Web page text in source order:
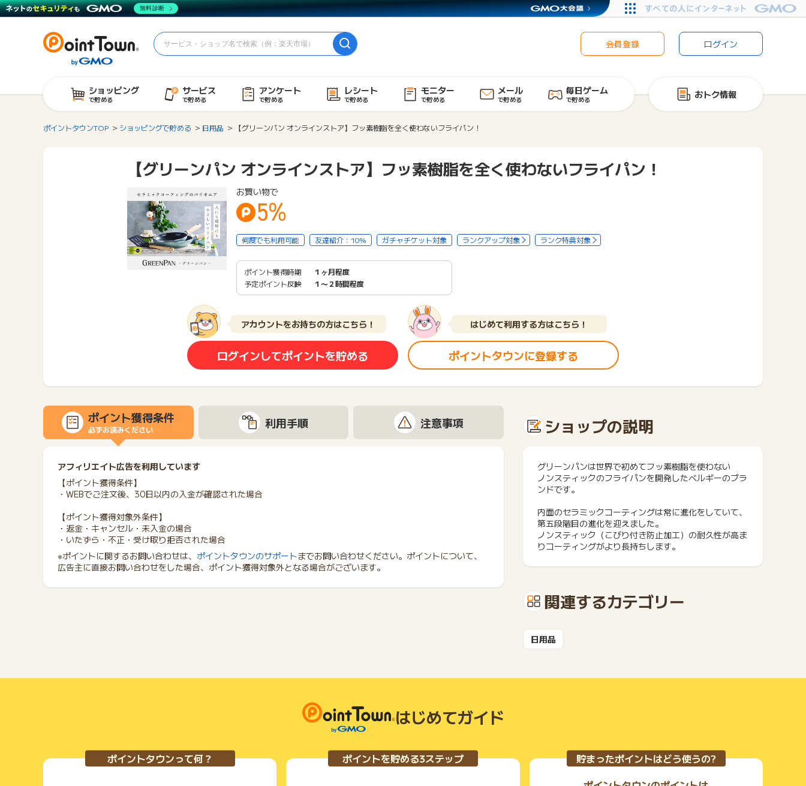
会員登録 ログイン
ショッピング
で貯める
サービス
で貯める
アンケート
で貯める
レシート
で貯める
モニター
で貯める
メール
で貯める
毎日ゲーム
で貯める おトク情報
ポイントタウンTOP ショッピングで貯める 日用品 【グリーンパン オンラインストア】フッ素樹脂を全く使わないフライパン！
【グリーンパン オンラインストア】フッ素樹脂を全く使わないフライパン！
お買い物で
5%
何度でも利用可能 友達紹介：10% ガチャチケット対象 ランクアップ対象 ランク特典対象
ポイント獲得時期
１ヶ月程度
予定ポイント反映
１〜２時間程度
アカウントをお持ちの方はこちら！
ログインしてポイントを貯める
はじめて利用する方はこちら！
ポイントタウンに登録する
ポイント獲得条件
必ずお読みください 利用手順 注意事項
アフィリエイト広告を利用しています
【ポイント獲得条件】
・WEBでご注文後、30日以内の入金が確認された場合
【ポイント獲得対象外条件】
・返金・キャンセル・未入金の場合
・いたずら・不正・受け取り拒否された場合
※ポイントに関するお問い合わせは、 ポイントタウンのサポートまでお問い合わせください。ポイントについて、
広告主に直接お問い合わせをした場合、ポイント獲得対象外となる場合がございます。
ショップの説明
グリーンパンは世界で初めてフッ素樹脂を使わない
ノンスティックのフライパンを開発したベルギーのブラ
ンドです。
内面のセラミックコーティングは常に進化をしていて、
第五段階目の進化を迎えました。
ノンスティック（こびり付き防止加工）の耐久性が高ま
りコーティングがより長持ちします。
関連するカテゴリー
日用品
はじめてガイド
ポイントタウンって何？ ポイントを貯める3ステップ
貯まったポイントはどう使うの?
無料診断